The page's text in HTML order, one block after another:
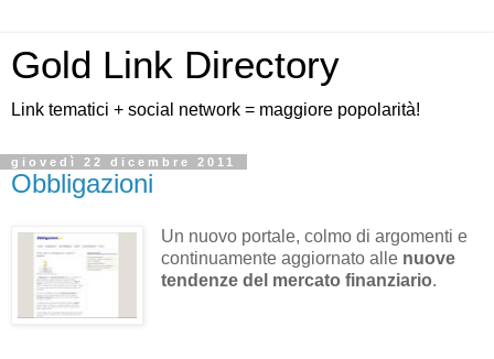
Gold Link Directory
Link tematici + social network = maggiore popolarità!
giovedì 22 dicembre 2011
Obbligazioni
Un nuovo portale, colmo di argomenti e
continuamente aggiornato alle nuove
tendenze del mercato finanziario.